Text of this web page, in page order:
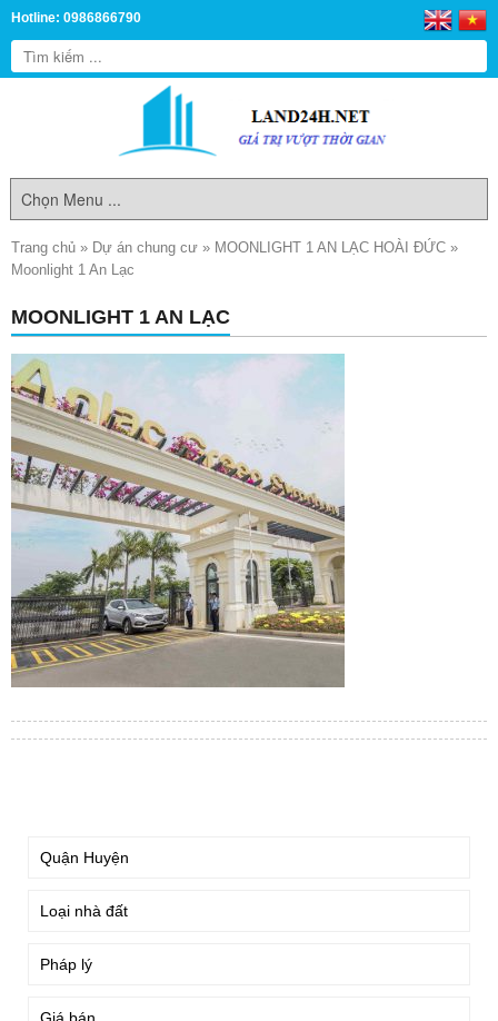
Hotline: 0986866790
Trang chủ » Dự án chung cư » MOONLIGHT 1 AN LẠC HOÀI ĐỨC »
Moonlight 1 An Lạc
MOONLIGHT 1 AN LẠC